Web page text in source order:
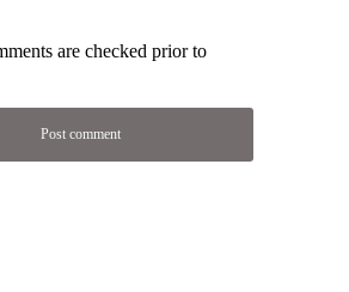
are checked prior to